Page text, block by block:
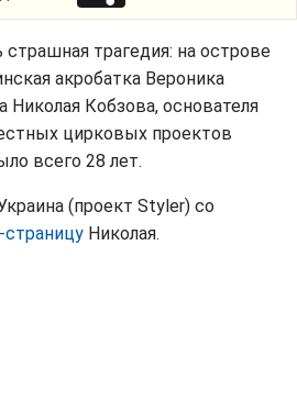
страшная трагедия: на острове
акробатка Вероника
Николая Кобзова, основателя
цирковых проектов
всего 28 лет.
(проект Styler) со
страницу Николая.